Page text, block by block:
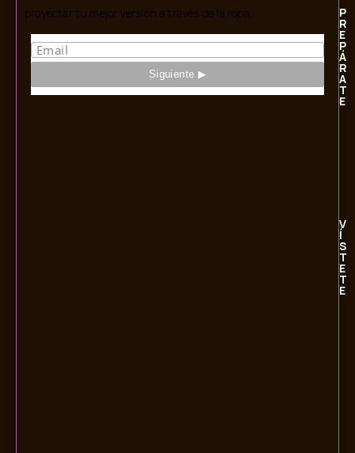
proyectar tu mejor versión a través de la ropa.
P
R
E
P
Á
R
A
T
E
V
Í
S
T
E
T
E